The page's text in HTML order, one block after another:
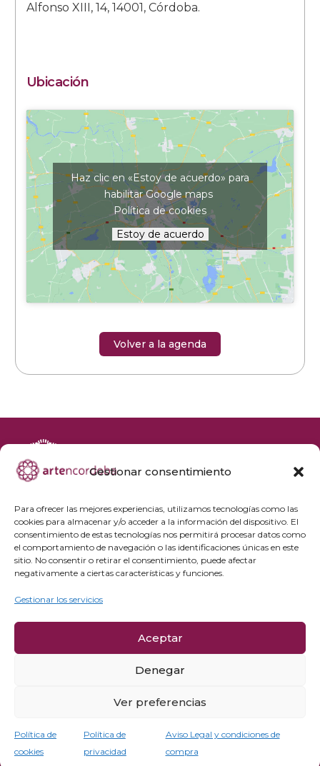
Gestionar consentimiento
Para ofrecer las mejores experiencias, utilizamos tecnologías como las
cookies para almacenar y/o acceder a la información del dispositivo. El
consentimiento de estas tecnologías nos permitirá procesar datos como
el comportamiento de navegación o las identificaciones únicas en este
sitio. No consentir o retirar el consentimiento, puede afectar
negativamente a ciertas características y funciones.
Gestionar los servicios
Aceptar
Denegar
Ver preferencias
Política de
cookies
Política de
privacidad
Aviso Legal y condiciones de
compra
Alfonso XIII, 14, 14001, Córdoba.
Ubicación
Haz clic en «Estoy de acuerdo» para
habilitar Google maps
Política de cookies
Estoy de acuerdo
Volver a la agenda
Agenda cultural
Preguntas frecuentes
Grupos privados
Política de privacidad
Política de cookies